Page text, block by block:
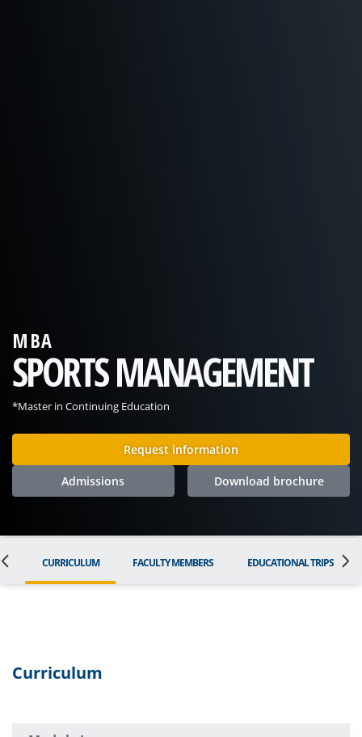
MBA
SPORTS MANAGEMENT
*Master in Continuing Education
Request information
Admissions Download brochure
CURRICULUM FACULTY MEMBERS EDUCATIONAL TRIPS
Curriculum